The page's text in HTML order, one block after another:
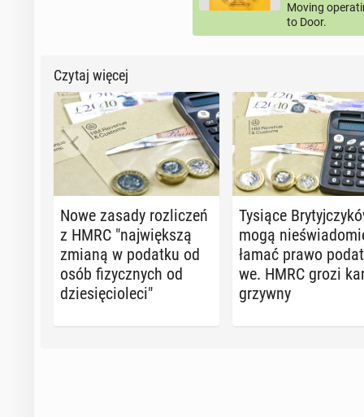
Moving
to Door.
Czytaj więcej
Nowe zasady roz­li­czeń
z HMRC "naj­więk­szą
zmianą w podatku od
osób fi­zycz­nych od
dzie­się­cio­le­ci"
Tysiące
mogą
łamać prawo
we. HMRC grozi
grzywny